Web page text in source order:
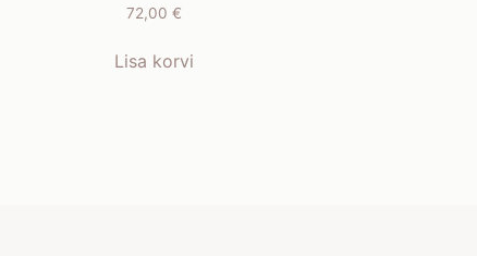
72,00 €
Lisa korvi